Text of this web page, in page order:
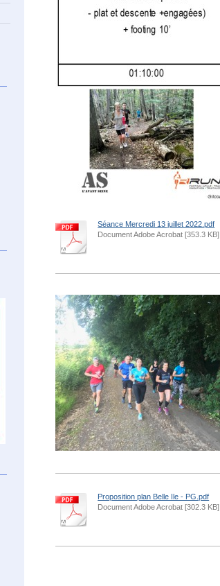
Séance Mercredi 13 juillet 2022.pdf
Document Adobe Acrobat [353.3 KB]
Proposition plan Belle Ile - PG.pdf
Document Adobe Acrobat [302.3 KB]